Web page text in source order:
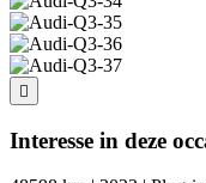
Interesse in deze